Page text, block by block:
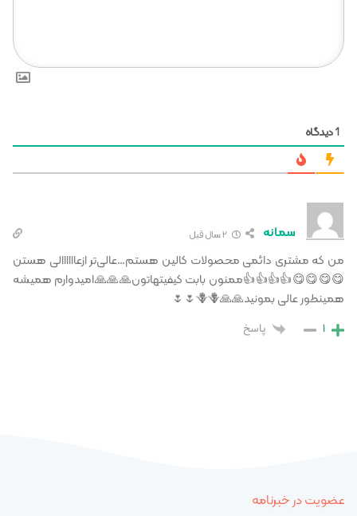
1دیدگاه
سمانه 2 سال قبل
من که مشتری دائمی محصولات کالین هستم…عالی‌تر ازعاااااالی هستن
😋😋😋😋👍👍👍👍ممنون بابت کیفیتهاتون🙏🙏🙏امیدوارم همیشه
همینطور عالی بمونید🙏🙏🪻🪻🌷🌷
1 پاسخ
عضویت در خبرنامه